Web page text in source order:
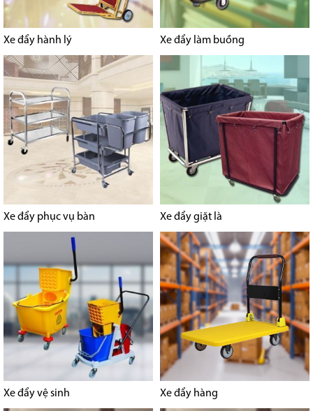
Xe đẩy hành lý Xe đẩy làm buồng
Xe đẩy phục vụ bàn Xe đẩy giặt là
Xe đẩy vệ sinh Xe đẩy hàng